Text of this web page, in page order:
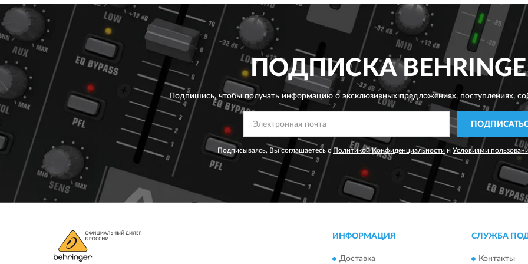
ПОДПИСКА
Подпишись, чтобы получать информацию о эксклюзивных предложениях,поступлениях,
Подписываясь, Вы соглашаетесь сПолитикой Конфиденциальности и Условиями
ИНФОРМАЦИЯ
Доставка
СЛУЖБА
Контакты